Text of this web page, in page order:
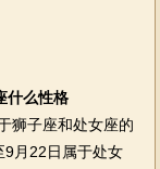
什么性格
子座和处女座的
9月22日属于处女